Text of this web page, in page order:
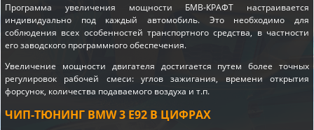
Программа увеличения мощности БМВ-КРАФТ настраивается
индивидуально под каждый автомобиль. Это необходимо для
соблюдения всех особенностей транспортного средства, в частности
его заводского программного обеспечения.
Увеличение мощности двигателя достигается путем более точных
регулировок рабочей смеси: углов зажигания, времени открытия
форсунок, количества подаваемого воздуха и т.п.
ЧИП-ТЮНИНГ BMW 3 E92 В ЦИФРАХ